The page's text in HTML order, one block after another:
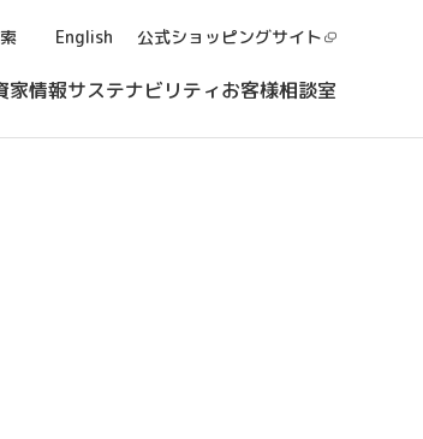
English 公式ショッピングサイト
家情報サステナビリティお客様相談室